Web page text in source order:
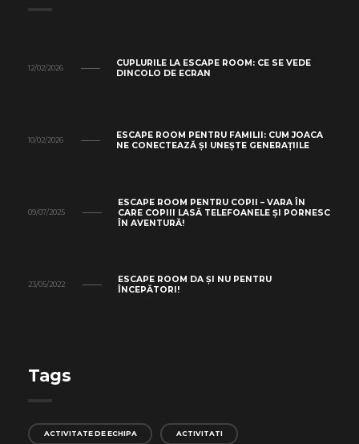
12/02/2026
CUPLURILE LA ESCAPE ROOM: CE SE VEDE
DINCOLO DE ECRAN
10/02/2026
ESCAPE ROOM PENTRU FAMILII: CUM JOACA
NE CONECTEAZĂ ȘI UNEȘTE GENERAȚIILE
09/07/2025
ESCAPE ROOM PENTRU COPII – VARA ÎN
CARE COPIII LASĂ TELEFOANELE ȘI PORNESC
ÎN AVENTURĂ!
23/05/2022
ESCAPE ROOM DA ȘI NU PENTRU
ÎNCEPĂTORI!
Tags
ACTIVITATE DE ECHIPA ACTIVITATI